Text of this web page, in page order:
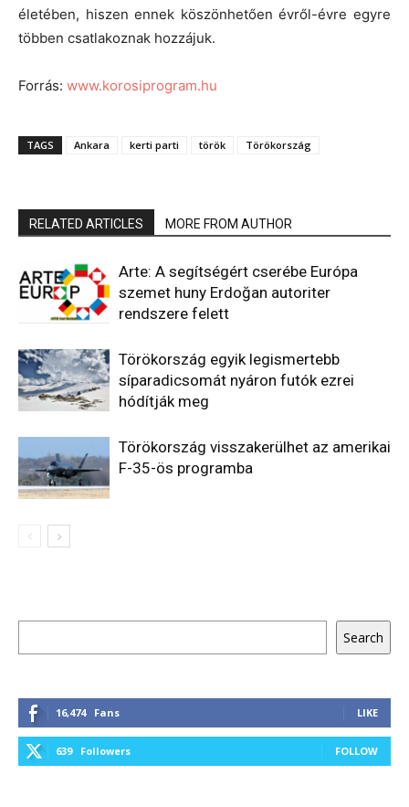
életében, hiszen ennek köszönhetően évről-évre egyre
többen csatlakoznak hozzájuk.
Forrás: www.korosiprogram.hu
TAGS Ankara kerti parti török Törökország
RELATED ARTICLES MORE FROM AUTHOR
Arte: A segítségért cserébe Európa
szemet huny Erdoğan autoriter
rendszere felett
Törökország egyik legismertebb
síparadicsomát nyáron futók ezrei
hódítják meg
Törökország visszakerülhet az amerikai
F-35-ös programba
Search
16,474 Fans LIKE
639 Followers FOLLOW